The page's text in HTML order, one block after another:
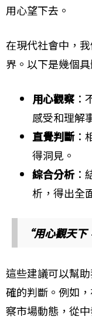
用心望下去。
在現代社會中，
界。以下是幾個具
用心觀察：
感受和理解
直覺判斷：
得洞見。
綜合分析：
析，得出全
“用心觀天
這些建議可以幫
確的判斷。例如
察市場動態，從